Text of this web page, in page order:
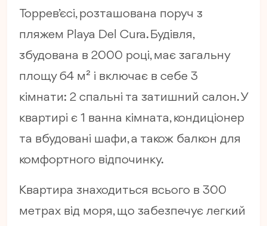
Торрев’єсі, розташована поруч з
пляжем Playa Del Cura. Будівля,
збудована в 2000 році, має загальну
площу 64 м² і включає в себе 3
кімнати: 2 спальні та затишний салон. У
квартирі є 1 ванна кімната, кондиціонер
та вбудовані шафи, а також балкон для
комфортного відпочинку.
Квартира знаходиться всього в 300
метрах від моря, що забезпечує легкий